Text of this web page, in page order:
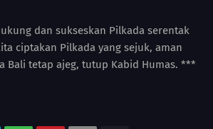
dan sukseskan Pilkada serentak
ciptakan Pilkada yang sejuk, aman
Bali tetap ajeg, tutup Kabid Humas. ***